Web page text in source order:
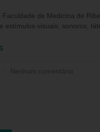
Faculdade de Medicina de
estímulos visuais, sonoros,